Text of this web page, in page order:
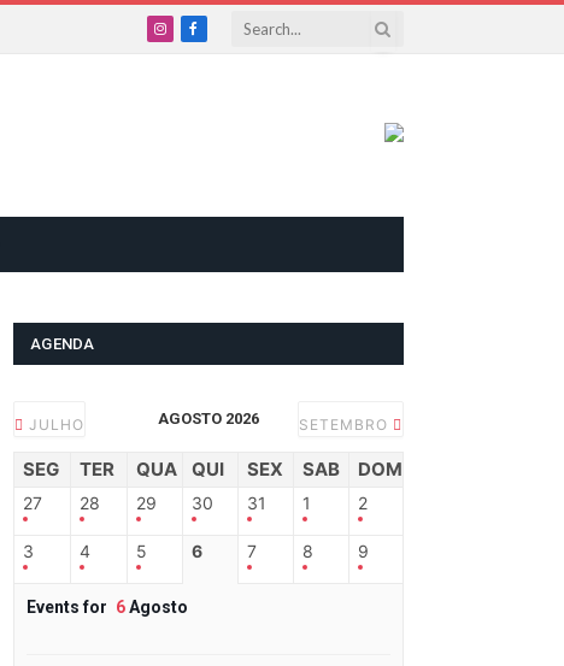
InstagramFacebook
AGENDA
JULHO AGOSTO 2026 SETEMBRO
SEG TER QUA QUI SEX SAB DOM
27 28 29 30 31 1 2
3 4 5 6 7 8 9
Events for 6Agosto